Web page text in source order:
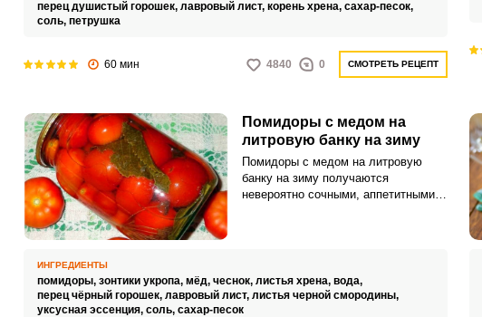
перец душистый горошек, лавровый лист, корень хрена, сахар-песок,
соль, петрушка
60 мин 4840 0 СМОТРЕТЬ РЕЦЕПТ
Помидоры с медом на
литровую банку на зиму
Помидоры с медом на литровую
банку на зиму получаются
невероятно сочными, аппетитными и
ИНГРЕДИЕНТЫ
помидоры, зонтики укропа, мёд, чеснок, листья хрена, вода,
перец чёрный горошек, лавровый лист, листья черной смородины,
уксусная эссенция, соль, сахар-песок